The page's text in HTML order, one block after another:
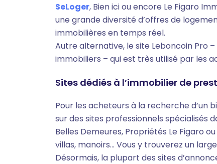
SeLoger, Bien ici ou encore Le Figaro
une grande diversité d’offres de
immobilières en temps réel.
Autre alternative, le site Leboncoin Pro
immobiliers – qui est très utilisé par les
Sites dédiés à l’immobilier de
Pour les acheteurs à la recherche d’un
sur des sites professionnels spécialisés
Belles Demeures, Propriétés Le Figaro
villas, manoirs... Vous y trouverez un
Désormais, la plupart des sites